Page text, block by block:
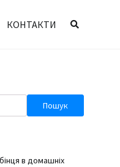
КОНТАКТИ
Пошук
в домашніх